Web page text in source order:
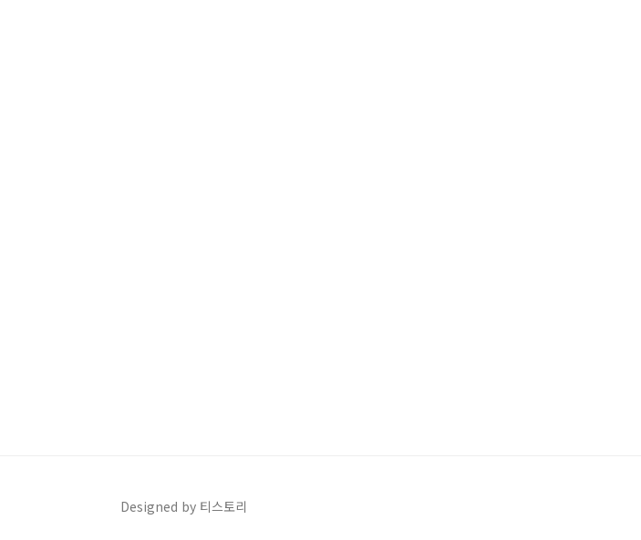
Designed by 티스토리